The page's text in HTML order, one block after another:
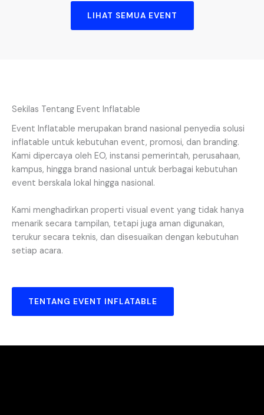
LIHAT SEMUA EVENT
Sekilas Tentang Event Inflatable
Event Inflatable merupakan brand nasional penyedia solusi
inflatable untuk kebutuhan event, promosi, dan branding.
Kami dipercaya oleh EO, instansi pemerintah, perusahaan,
kampus, hingga brand nasional untuk berbagai kebutuhan
event berskala lokal hingga nasional.
Kami menghadirkan properti visual event yang tidak hanya
menarik secara tampilan, tetapi juga aman digunakan,
terukur secara teknis, dan disesuaikan dengan kebutuhan
setiap acara.
TENTANG EVENT INFLATABLE